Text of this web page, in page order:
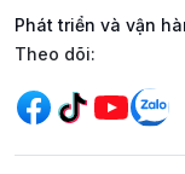
Phát triển và vận
Mạng xã hội
Theo dõi: